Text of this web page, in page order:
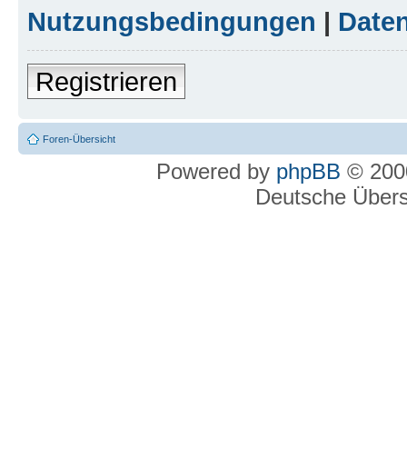
Nutzungsbedingungen |
Registrieren
Foren-Übersicht
Powered by phpBB ©
Deutsche